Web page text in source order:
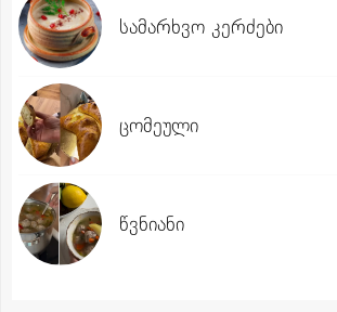
სამარხვო კერძები
ცომეული
წვნიანი